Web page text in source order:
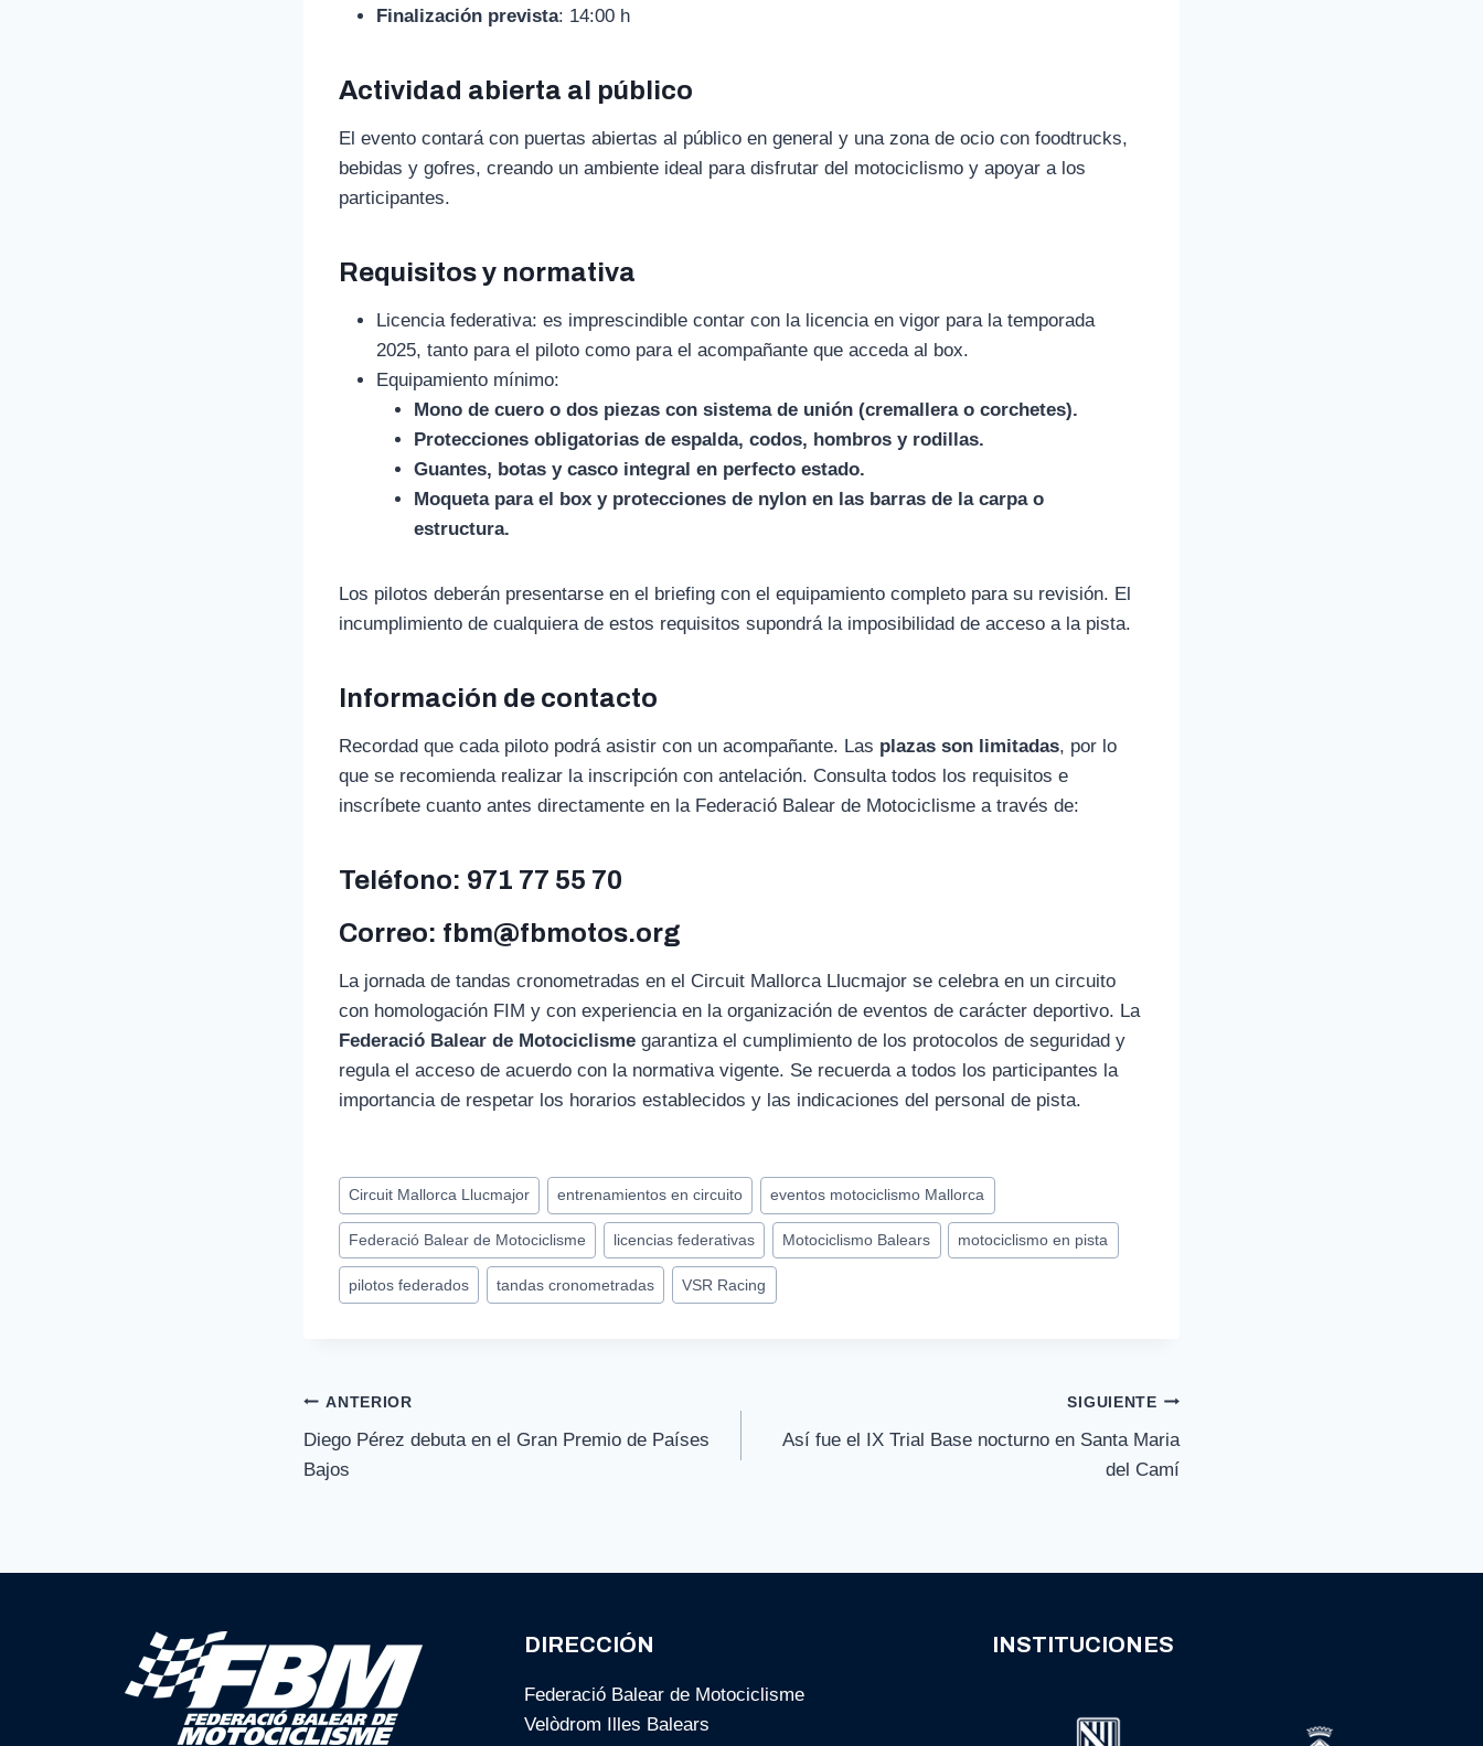
Finalización prevista: 14:00 h
Actividad abierta al público
El evento contará con puertas abiertas al público en general y una zona de ocio con foodtrucks,
bebidas y gofres, creando un ambiente ideal para disfrutar del motociclismo y apoyar a los
participantes.
Requisitos y normativa
Licencia federativa: es imprescindible contar con la licencia en vigor para la temporada
2025, tanto para el piloto como para el acompañante que acceda al box.
Equipamiento mínimo:
Mono de cuero o dos piezas con sistema de unión (cremallera o corchetes).
Protecciones obligatorias de espalda, codos, hombros y rodillas.
Guantes, botas y casco integral en perfecto estado.
Moqueta para el box y protecciones de nylon en las barras de la carpa o
estructura.
Los pilotos deberán presentarse en el briefing con el equipamiento completo para su revisión. El
incumplimiento de cualquiera de estos requisitos supondrá la imposibilidad de acceso a la pista.
Información de contacto
Recordad que cada piloto podrá asistir con un acompañante. Las plazas son limitadas, por lo
que se recomienda realizar la inscripción con antelación. Consulta todos los requisitos e
inscríbete cuanto antes directamente en la Federació Balear de Motociclisme a través de:
Teléfono: 971 77 55 70
Correo: fbm@fbmotos.org
La jornada de tandas cronometradas en el Circuit Mallorca Llucmajor se celebra en un circuito
con homologación FIM y con experiencia en la organización de eventos de carácter deportivo. La
Federació Balear de Motociclisme garantiza el cumplimiento de los protocolos de seguridad y
regula el acceso de acuerdo con la normativa vigente. Se recuerda a todos los participantes la
importancia de respetar los horarios establecidos y las indicaciones del personal de pista.
Etiquetas
de
la
entrada:
Circuit Mallorca Llucmajor entrenamientos en circuito eventos motociclismo Mallorca
Federació Balear de Motociclisme licencias federativas Motociclismo Balears motociclismo en pista
pilotos federados tandas cronometradas VSR Racing
Navegación
de
ANTERIOR
Diego Pérez debuta en el Gran Premio de Países
Bajos
SIGUIENTE
Así fue el IX Trial Base nocturno en Santa Maria
del Camí
DIRECCIÓN
Federació Balear de Motociclisme
Velòdrom Illes Balears
INSTITUCIONES